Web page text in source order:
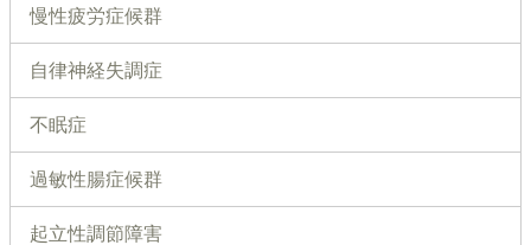
慢性疲労症候群
自律神経失調症
不眠症
過敏性腸症候群
起立性調節障害